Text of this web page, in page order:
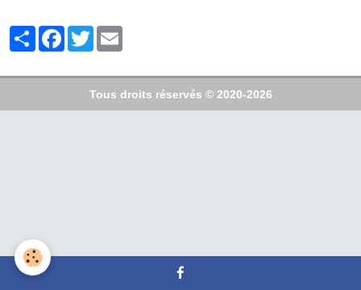
PartagerFacebook
Twitter
Tous droits réservés © 2020-2026